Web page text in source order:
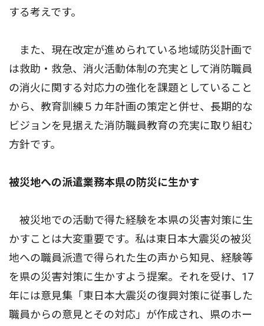
する考えです。
また、現在改定が進められている地域防災計画で
は救助・救急、消火活動体制の充実として消防職員
の消火に関する対応力の強化を課題としていること
から、教育訓練５カ年計画の策定と併せ、長期的な
ビジョンを見据えた消防職員教育の充実に取り組む
方針です。
被災地への派遣業務本県の防災に生かす
被災地での活動で得た経験を本県の災害対策に生
かすことは大変重要です。私は東日本大震災の被災
地への職員派遣で得られた生の声から知見、経験等
を県の災害対策に生かすよう提案。それを受け、17
年には意見集「東日本大震災の復興対策に従事した
職員からの意見とその対応」が作成され、県のホー